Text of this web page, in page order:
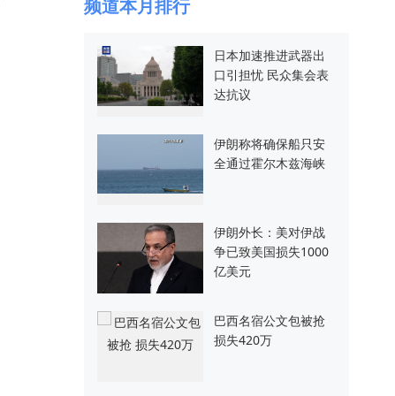
频道本月排行
日本加速推进武器出
口引担忧 民众集会表
达抗议
伊朗称将确保船只安
全通过霍尔木兹海峡
伊朗外长：美对伊战
争已致美国损失1000
亿美元
巴西名宿公文包被抢
损失420万